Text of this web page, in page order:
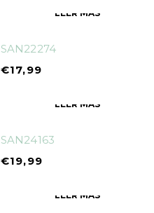
LEER MÁS
SAN22274
€17,99
LEER MÁS
SAN24163
€19,99
LEER MÁS